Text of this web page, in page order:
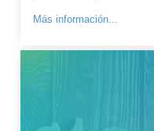
Más información...